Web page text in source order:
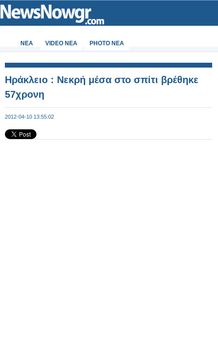
ΝΕΑ VIDEO NEA PHOTO NEA
Ηράκλειο : Νεκρή μέσα στο σπίτι βρέθηκε
57χρονη
2012-04-10 13:55:02